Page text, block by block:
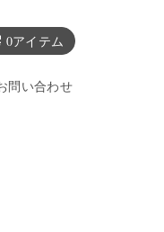
0アイテム
問い合わせ